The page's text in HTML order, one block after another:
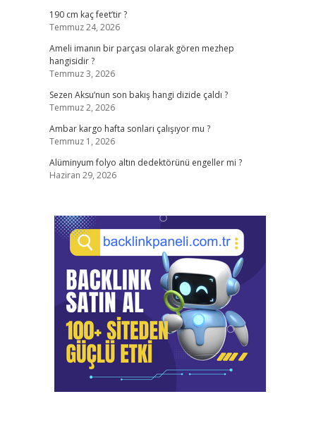
190 cm kaç feet’tir ?
Temmuz 24, 2026
Ameli imanın bir parçası olarak gören mezhep
hangisidir ?
Temmuz 3, 2026
Sezen Aksu’nun son bakış hangi dizide çaldı ?
Temmuz 2, 2026
Ambar kargo hafta sonları çalışıyor mu ?
Temmuz 1, 2026
Alüminyum folyo altın dedektörünü engeller mi ?
Haziran 29, 2026